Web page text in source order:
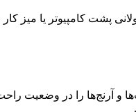
پشت کامپیوتر یا میز